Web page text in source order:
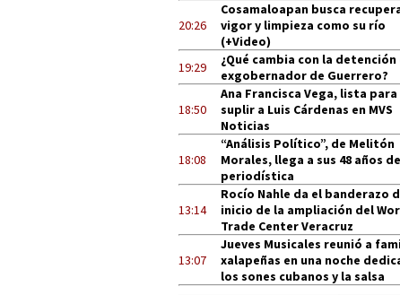
20:26
Cosamaloapan busca
vigor y limpieza como su río
(+Video)
19:29
¿Qué cambia con la detención
exgobernador de Guerrero?
18:50
Ana Francisca Vega, lista para
suplir a Luis Cárdenas en MVS
Noticias
18:08
“Análisis Político”, de Melitón
Morales, llega a sus 48 años
periodística
13:14
Rocío Nahle da el banderazo
inicio de la ampliación del
Trade Center Veracruz
13:07
Jueves Musicales reunió a
xalapeñas en una noche
los sones cubanos y la salsa